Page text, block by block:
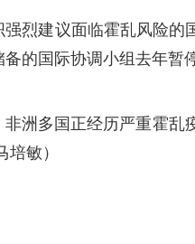
强烈建议面临霍乱风险的
的国际协调小组去年暂
非洲多国正经历严重霍乱
培敏）